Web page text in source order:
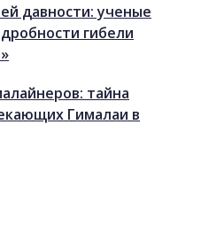
давности: ученые
гибели
тайна
Гималаи в